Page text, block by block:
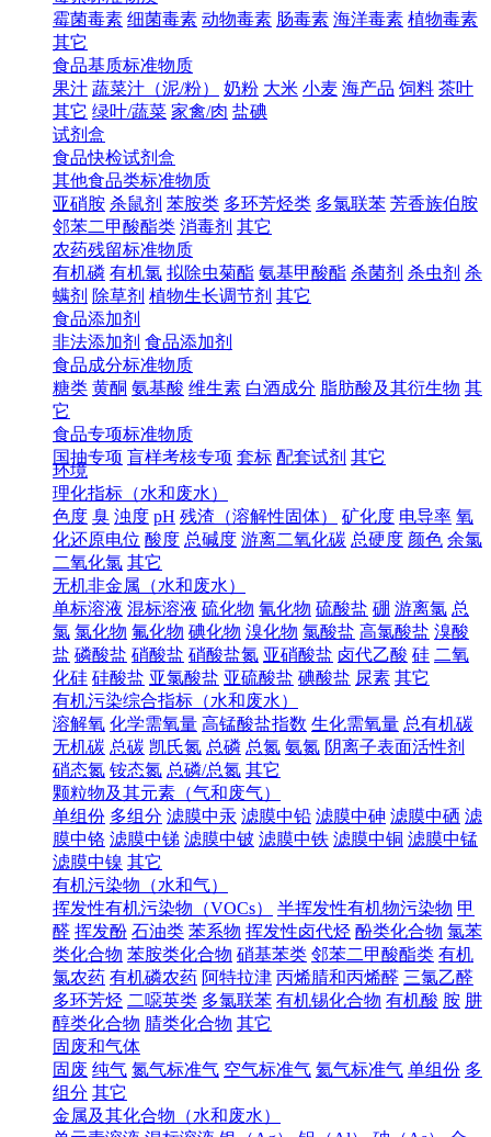
霉菌毒素 细菌毒素 动物毒素 肠毒素 海洋毒素 植物毒素
其它
食品基质标准物质
果汁 蔬菜汁（泥/粉） 奶粉 大米 小麦 海产品 饲料 茶叶
其它 绿叶/蔬菜 家禽/肉 盐碘
试剂盒
食品快检试剂盒
其他食品类标准物质
亚硝胺 杀鼠剂 苯胺类 多环芳烃类 多氯联苯 芳香族伯胺
邻苯二甲酸酯类 消毒剂 其它
农药残留标准物质
有机磷 有机氯 拟除虫菊酯 氨基甲酸酯 杀菌剂 杀虫剂 杀
螨剂 除草剂 植物生长调节剂 其它
食品添加剂
非法添加剂 食品添加剂
食品成分标准物质
糖类 黄酮 氨基酸 维生素 白酒成分 脂肪酸及其衍生物 其
它
食品专项标准物质
国抽专项 盲样考核专项 套标 配套试剂 其它
环境
理化指标（水和废水）
色度 臭 浊度 pH 残渣（溶解性固体） 矿化度 电导率 氧
化还原电位 酸度 总碱度 游离二氧化碳 总硬度 颜色 余氯
二氧化氯 其它
无机非金属（水和废水）
单标溶液 混标溶液 硫化物 氰化物 硫酸盐 硼 游离氯 总
氯 氯化物 氟化物 碘化物 溴化物 氯酸盐 高氯酸盐 溴酸
盐 磷酸盐 硝酸盐 硝酸盐氮 亚硝酸盐 卤代乙酸 硅 二氧
化硅 硅酸盐 亚氯酸盐 亚硫酸盐 碘酸盐 尿素 其它
有机污染综合指标（水和废水）
溶解氧 化学需氧量 高锰酸盐指数 生化需氧量 总有机碳
无机碳 总碳 凯氏氮 总磷 总氮 氨氮 阴离子表面活性剂
硝态氮 铵态氮 总磷/总氮 其它
颗粒物及其元素（气和废气）
单组份 多组分 滤膜中汞 滤膜中铅 滤膜中砷 滤膜中硒 滤
膜中铬 滤膜中锑 滤膜中铍 滤膜中铁 滤膜中铜 滤膜中锰
滤膜中镍 其它
有机污染物（水和气）
挥发性有机污染物（VOCs）
半挥发性有机物污染物 甲
醛 挥发酚 石油类 苯系物 挥发性卤代烃 酚类化合物 氯苯
类化合物 苯胺类化合物 硝基苯类 邻苯二甲酸酯类 有机
氯农药 有机磷农药 阿特拉津 丙烯腈和丙烯醛 三氯乙醛
多环芳烃 二噁英类 多氯联苯 有机锡化合物 有机酸 胺 肼
醇类化合物 腈类化合物 其它
固废和气体
固废 纯气 氮气标准气 空气标准气 氦气标准气 单组份 多
组分 其它
金属及其化合物（水和废水）